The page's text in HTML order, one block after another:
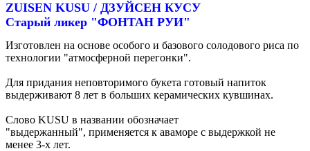
ZUISEN KUSU / ДЗУЙСЕН КУСУ
Старый ликер "ФОНТАН РУИ"
Изготовлен на основе особого и базового солодового риса по
технологии "атмосферной перегонки".
Для придания неповторимого букета готовый напиток
выдерживают 8 лет в больших керамических кувшинах.
Слово KUSU в названии обозначает
"выдержанный", применяется к аваморе с выдержкой не
менее 3-х лет.